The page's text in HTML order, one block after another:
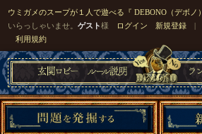
ウミガメのスープが１人で遊べる『 DEBONO（デボノ
いらっしゃいませ。ゲスト様 ログイン 新規登録
利用規約